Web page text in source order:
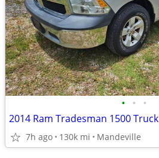
• • •
2014 Ram Tradesman 1500 Truck
7h ago 130k mi Mandeville